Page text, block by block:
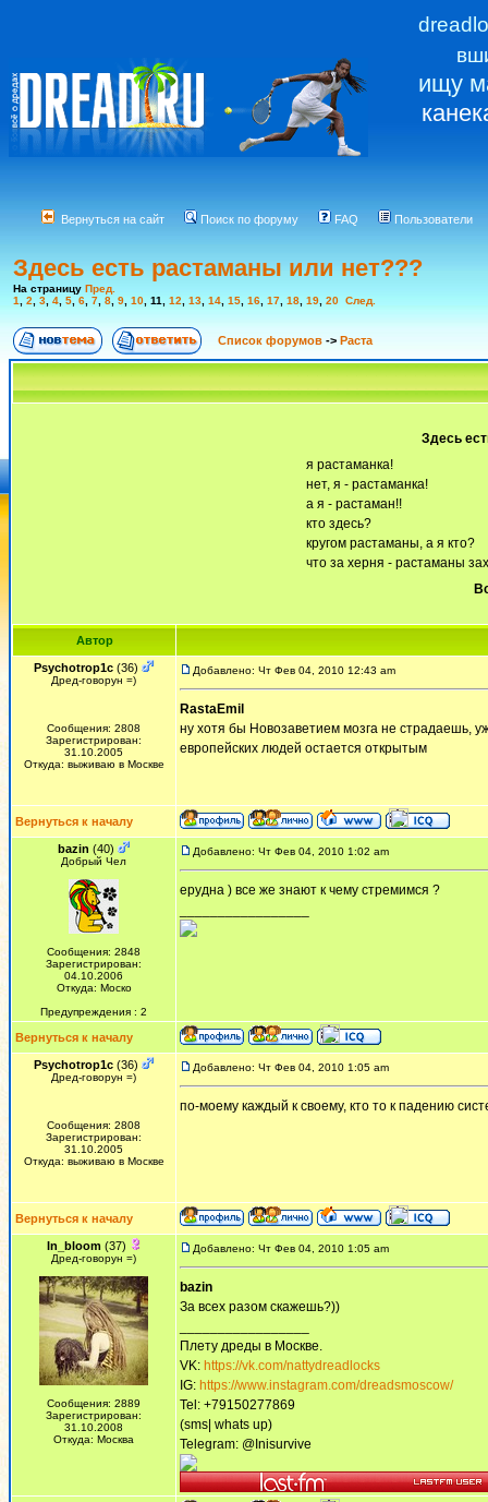
ищу
Вернуться на сайт Поиск по форуму FAQ Пользователи
Здесь есть растаманы или нет???
На страницу Пред.
1
2 3 4 5 6 7 8 9 10 11 12 13 14 15 16 17 18 19 20 След.
Список форумов -> Раста
Здесь
я растаманка!
нет, я - растаманка!
а я - растаман!!
кто здесь?
кругом растаманы, а я кто?
что за херня - растаманы
Автор
Psychotrop1c (36)
Дред-говорун =)
Сообщения: 2808
Зарегистрирован:
31.10.2005
Откуда: выживаю в Москве
Добавлено: Чт Фев 04, 2010 12:43 am
RastaEmil
ну хотя бы Новозаветием мозга не страдаешь,
европейских людей остается открытым
Вернуться к началу
bazin (40)
Добрый Чел
Сообщения: 2848
Зарегистрирован:
04.10.2006
Откуда: Моско
Предупреждения : 2
Добавлено: Чт Фев 04, 2010 1:02 am
ерудна ) все же знают к чему стремимся ?
Вернуться к началу
Psychotrop1c (36)
Дред-говорун =)
Сообщения: 2808
Зарегистрирован:
31.10.2005
Откуда: выживаю в Москве
Добавлено: Чт Фев 04, 2010 1:05 am
по-моему каждый к своему, кто то к падению
Вернуться к началу
In_bloom(37)
Дред-говорун =)
Сообщения: 2889
Зарегистрирован:
31.10.2008
Откуда: Москва
Добавлено: Чт Фев 04, 2010 1:05 am
bazin
За всех разом скажешь?))
Плету дреды в Москве.
VK: https://vk.com/nattydreadlocks
IG: https://www.instagram.com/dreadsmoscow/
Tel: +79150277869
(sms| whats up)
Telegram: @Inisurvive